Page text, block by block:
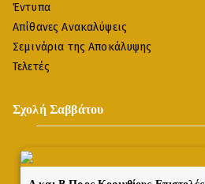
Έντυπα
Απίθανες Ανακαλύψεις
Σεμινάρια της Αποκάλυψης
Τελετές
Σχολή Σαββάτου